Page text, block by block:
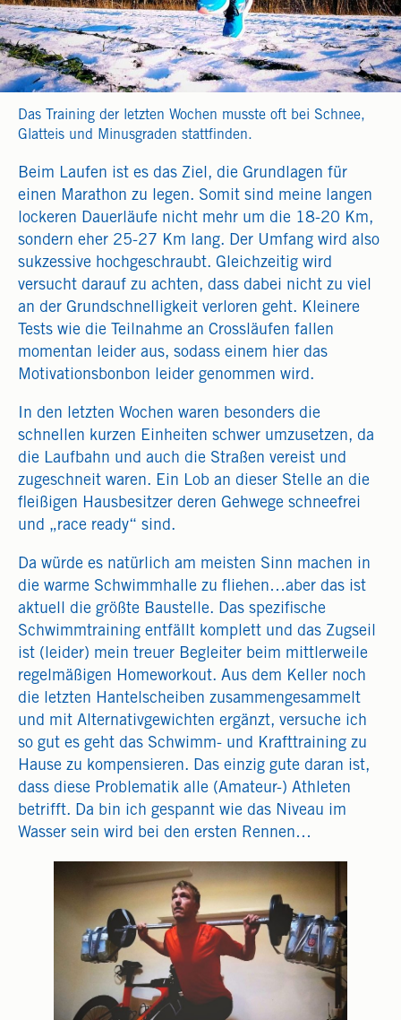
Das Training der letzten Wochen musste oft bei Schnee,
Glatteis und Minusgraden stattfinden.
Beim Laufen ist es das Ziel, die Grundlagen für
einen Marathon zu legen. Somit sind meine langen
lockeren Dauerläufe nicht mehr um die 18-20 Km,
sondern eher 25-27 Km lang. Der Umfang wird also
sukzessive hochgeschraubt. Gleichzeitig wird
versucht darauf zu achten, dass dabei nicht zu viel
an der Grundschnelligkeit verloren geht. Kleinere
Tests wie die Teilnahme an Crossläufen fallen
momentan leider aus, sodass einem hier das
Motivationsbonbon leider genommen wird.
In den letzten Wochen waren besonders die
schnellen kurzen Einheiten schwer umzusetzen, da
die Laufbahn und auch die Straßen vereist und
zugeschneit waren. Ein Lob an dieser Stelle an die
fleißigen Hausbesitzer deren Gehwege schneefrei
und „race ready“ sind.
Da würde es natürlich am meisten Sinn machen in
die warme Schwimmhalle zu fliehen…aber das ist
aktuell die größte Baustelle. Das spezifische
Schwimmtraining entfällt komplett und das Zugseil
ist (leider) mein treuer Begleiter beim mittlerweile
regelmäßigen Homeworkout. Aus dem Keller noch
die letzten Hantelscheiben zusammengesammelt
und mit Alternativgewichten ergänzt, versuche ich
so gut es geht das Schwimm- und Krafttraining zu
Hause zu kompensieren. Das einzig gute daran ist,
dass diese Problematik alle (Amateur-) Athleten
betrifft. Da bin ich gespannt wie das Niveau im
Wasser sein wird bei den ersten Rennen…